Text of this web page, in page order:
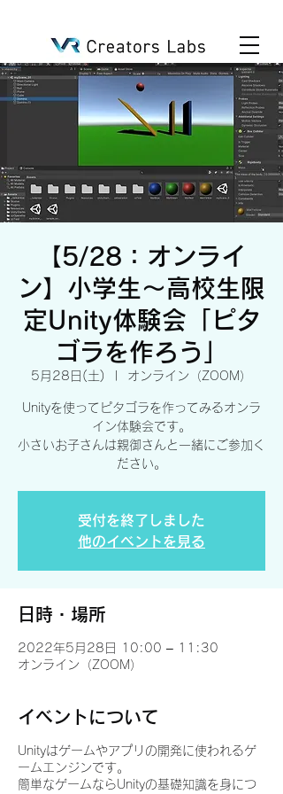
【5/28：オンライ
ン】小学生～高校生限
定Unity体験会「ピタ
ゴラを作ろう」
5月28日(土) オンライン（ZOOM）
Unityを使ってピタゴラを作ってみるオンラ
イン体験会です。
小さいお子さんは親御さんと一緒にご参加く
ださい。
受付を終了しました
他のイベントを見る
日時・場所
2022年5月28日 10:00 – 11:30
オンライン（ZOOM）
イベントについて
Unityはゲームやアプリの開発に使われるゲ
ームエンジンです。
簡単なゲームならUnityの基礎知識を身につ